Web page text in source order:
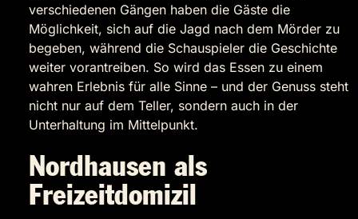
verschiedenen Gängen haben die Gäste die
Möglichkeit, sich auf die Jagd nach dem Mörder zu
begeben, während die Schauspieler die Geschichte
weiter vorantreiben. So wird das Essen zu einem
wahren Erlebnis für alle Sinne – und der Genuss steht
nicht nur auf dem Teller, sondern auch in der
Unterhaltung im Mittelpunkt.
Nordhausen als
Freizeitdomizil